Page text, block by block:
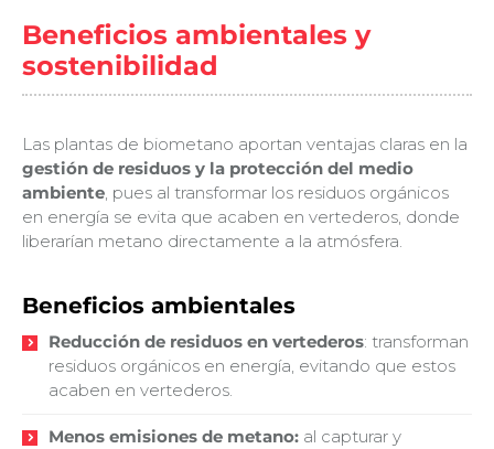
Beneficios ambientales y
sostenibilidad
Las plantas de biometano aportan ventajas claras en la
gestión de residuos y la protección del medio
ambiente, pues al transformar los residuos orgánicos
en energía se evita que acaben en vertederos, donde
liberarían metano directamente a la atmósfera.
Beneficios ambientales
Reducción de residuos en vertederos: transforman
residuos orgánicos en energía, evitando que estos
acaben en vertederos.
Menos emisiones de metano: al capturar y